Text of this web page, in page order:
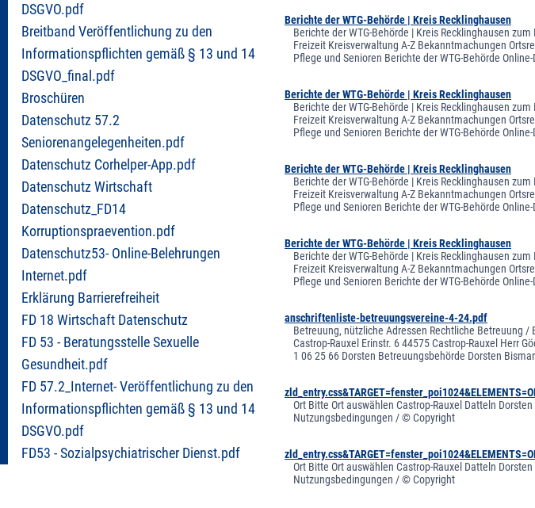
DSGVO.pdf
Breitband Veröffentlichung zu den
Informationspflichten gemäß § 13 und 14
DSGVO_final.pdf
Broschüren
Datenschutz 57.2
Seniorenangelegenheiten.pdf
Datenschutz Corhelper-App.pdf
Datenschutz Wirtschaft
Datenschutz_FD14
Korruptionspraevention.pdf
Datenschutz53- Online-Belehrungen
Internet.pdf
Erklärung Barrierefreiheit
FD 18 Wirtschaft Datenschutz
FD 53 - Beratungsstelle Sexuelle
Gesundheit.pdf
FD 57.2_Internet- Veröffentlichung zu den
Informationspflichten gemäß § 13 und 14
DSGVO.pdf
FD53 - Sozialpsychiatrischer Dienst.pdf
Berichte der WTG-Behörde | Kreis Recklinghausen
Berichte der WTG-Behörde | Kreis Recklinghausen
Freizeit Kreisverwaltung A-Z Bekanntmachungen
Pflege und Senioren Berichte der WTG-Behörde
Berichte der WTG-Behörde | Kreis Recklinghausen
Berichte der WTG-Behörde | Kreis Recklinghausen
Freizeit Kreisverwaltung A-Z Bekanntmachungen
Pflege und Senioren Berichte der WTG-Behörde
Berichte der WTG-Behörde | Kreis Recklinghausen
Berichte der WTG-Behörde | Kreis Recklinghausen
Freizeit Kreisverwaltung A-Z Bekanntmachungen
Pflege und Senioren Berichte der WTG-Behörde
Berichte der WTG-Behörde | Kreis Recklinghausen
Berichte der WTG-Behörde | Kreis Recklinghausen
Freizeit Kreisverwaltung A-Z Bekanntmachungen
Pflege und Senioren Berichte der WTG-Behörde
anschriftenliste-betreuungsvereine-4-24.pdf
Betreuung, nützliche Adressen Rechtliche Betreuung
Castrop-Rauxel Erinstr. 6 44575 Castrop-Rauxel Herr
1 06 25 66 Dorsten Betreuungsbehörde Dorsten
Ort Bitte Ort auswählen Castrop-Rauxel Datteln
Nutzungsbedingungen / © Copyright
Ort Bitte Ort auswählen Castrop-Rauxel Datteln
Nutzungsbedingungen / © Copyright